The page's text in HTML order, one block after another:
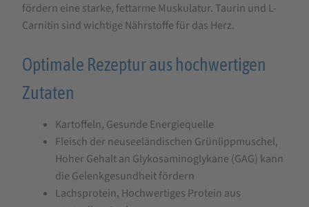
fördern eine starke, fettarme Muskulatur. Taurin und L-
Carnitin sind wichtige Nährstoffe für das Herz.
Optimale Rezeptur aus hochwertigen
Zutaten
Kartoffeln, Gesunde Energiequelle
Fleisch der neuseeländischen Grünlippmuschel,
Hoher Gehalt an Glykosaminoglykane (GAG) kann
die Gelenkgesundheit fördern
Lachsprotein, Hochwertiges Protein aus